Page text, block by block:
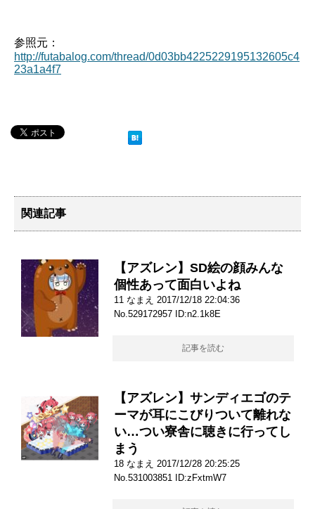
参照元：
http://futabalog.com/thread/0d03bb4225229195132605c4
23a1a4f7
関連記事
【アズレン】SD絵の顔みんな
個性あって面白いよね
11 なまえ 2017/12/18 22:04:36
No.529172957 ID:n2.1k8E
記事を読む
【アズレン】サンディエゴのテ
ーマが耳にこびりついて離れな
い…つい寮舎に聴きに行ってし
まう
18 なまえ 2017/12/28 20:25:25
No.531003851 ID:zFxtmW7